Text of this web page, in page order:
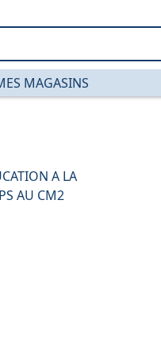
MAGASINS
A LA
AU CM2